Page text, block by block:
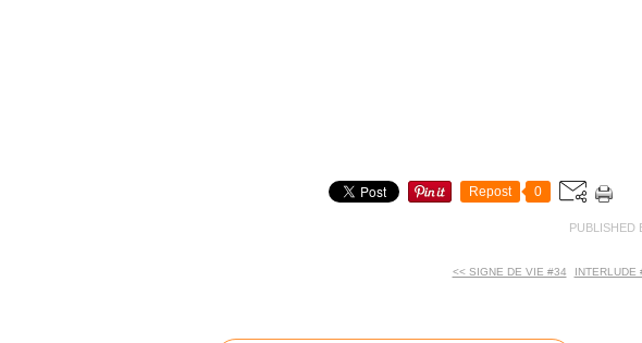
Repost 0
PUBLISHED
<< SIGNE DE VIE #34 INTERLUDE